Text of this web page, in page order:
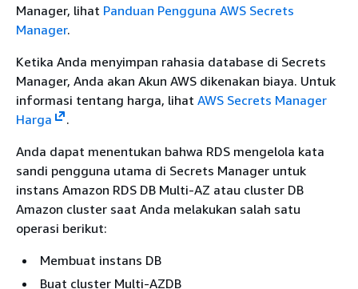
Manager, lihat Panduan Pengguna AWS Secrets
Manager.
Ketika Anda menyimpan rahasia database di Secrets
Manager, Anda akan Akun AWS dikenakan biaya. Untuk
informasi tentang harga, lihat AWS Secrets Manager
Harga
.
Anda dapat menentukan bahwa RDS mengelola kata
sandi pengguna utama di Secrets Manager untuk
instans Amazon RDS DB Multi-AZ atau cluster DB
Amazon cluster saat Anda melakukan salah satu
operasi berikut:
Membuat instans DB
Buat cluster Multi-AZDB